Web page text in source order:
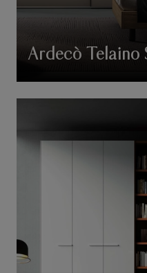
Ardecò Telaino